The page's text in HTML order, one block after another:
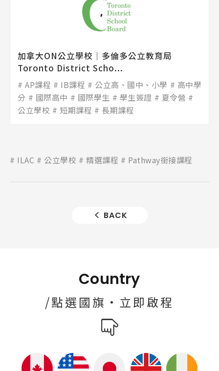
加拿大ON公立學校│多倫多公立教育局
Toronto District Scho...
AP課程 IB課程 公立高、國中、小學
高中學
分
國際高中 國際學生 學生簽證
夏令營
公立學校
短期課程 長期課程
ILAC 公立學校 精選課程 Pathway銜接課程
BACK
Country
/點選國旗·立即啟程